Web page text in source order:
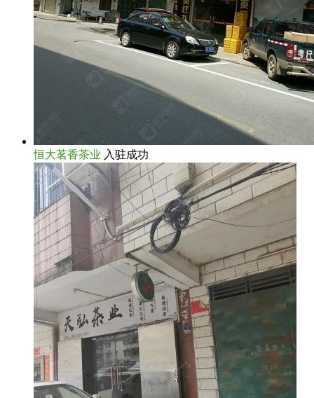
恒大茗香茶业 入驻成功